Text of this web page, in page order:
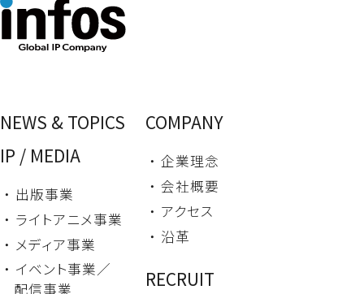
NEWS & TOPICS
IP / MEDIA
・ 出版事業
・ ライトアニメ事業
・ メディア事業
・ イベント事業／
配信事業
COMPANY
・ 企業理念
・ 会社概要
・ アクセス
・ 沿革
RECRUIT